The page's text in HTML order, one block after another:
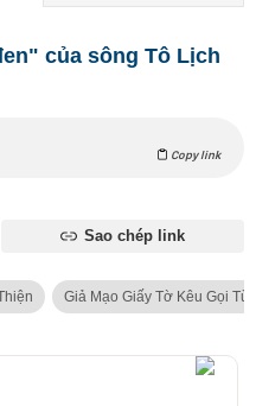
của sông Tô Lịch
Copy link
Sao chép link
Giả Mạo Giấy Tờ Kêu Gọi Từ